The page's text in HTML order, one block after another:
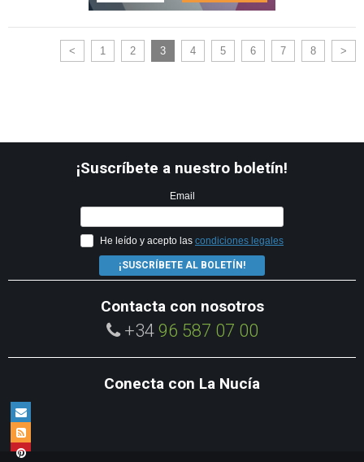
< 1 2 3 4 5 6 7 8 >
¡Suscríbete a nuestro boletín!
Email
He leído y acepto las condiciones legales
¡SUSCRÍBETE AL BOLETÍN!
Contacta con nosotros
+34 96 587 07 00
Conecta con La Nucía